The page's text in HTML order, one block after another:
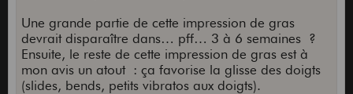
Une grande partie de cette impression de gras
devrait disparaître dans… pff… 3 à 6 semaines ?
Ensuite, le reste de cette impression de gras est à
mon avis un atout : ça favorise la glisse des doigts
(slides, bends, petits vibratos aux doigts).